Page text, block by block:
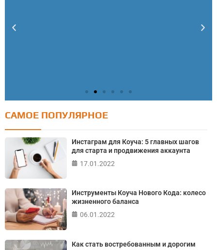
Тест: Как я контролирую свою жизнь?
Онлайн тест на основе шкалы локуса контроля
Джулиана Роттера
САМОЕ ПОПУЛЯРНОЕ
Инстаграм для Коуча: 5 главных шагов
для старта и продвижения аккаунта
17.01.2022
Инструменты Коуча Нового Кода: колесо
жизненного баланса
06.01.2022
Как стать востребованным и дорогим